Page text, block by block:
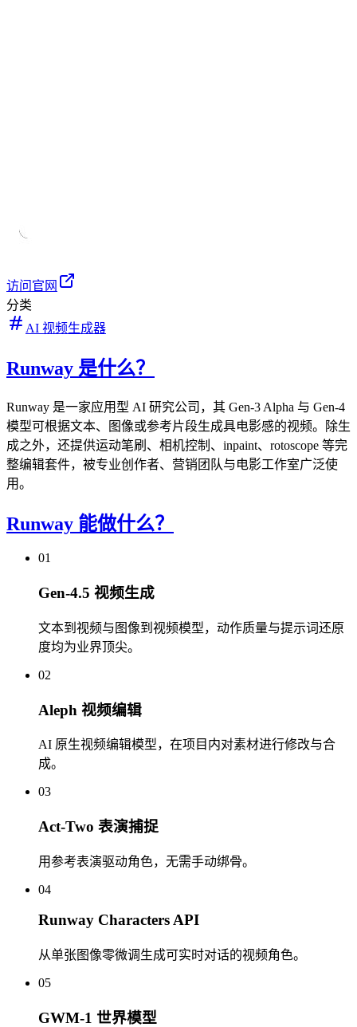
访问官网
分类
AI 视频生成器
Runway 是什么？
Runway 是一家应用型 AI 研究公司，其 Gen-3 Alpha 与 Gen-4
模型可根据文本、图像或参考片段生成具电影感的视频。除生
成之外，还提供运动笔刷、相机控制、inpaint、rotoscope 等完
整编辑套件，被专业创作者、营销团队与电影工作室广泛使
用。
Runway 能做什么？
01
Gen-4.5 视频生成
文本到视频与图像到视频模型，动作质量与提示词还原
度均为业界顶尖。
02
Aleph 视频编辑
AI 原生视频编辑模型，在项目内对素材进行修改与合
成。
03
Act-Two 表演捕捉
用参考表演驱动角色，无需手动绑骨。
04
Runway Characters API
从单张图像零微调生成可实时对话的视频角色。
05
GWM-1 世界模型